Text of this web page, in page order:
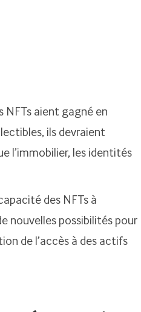
NFTs aient gagné en
ils devraient
l’immobilier, les identités
des NFTs à
nouvelles possibilités pour
de l’accès à des actifs